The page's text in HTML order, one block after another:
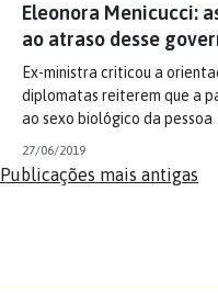
Eleonora Menicucci:
ao atraso desse
Ex-ministra criticou a
diplomatas reiterem que a
ao sexo biológico da pessoa
27/06/2019
Navegação
Publicações mais antigas